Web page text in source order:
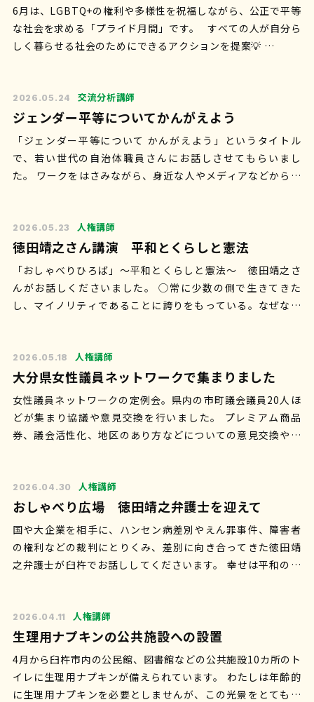
6月は、LGBTQ+の権利や多様性を祝福しながら、公正で平等
な社会を求める「プライド月間」です。 すべての人が自分ら
しく暮らせる社会のためにできるアクションを提案💡 …
2026.05.24 交流分析講師
ジェンダー平等についてかんがえよう
「ジェンダー平等について かんがえよう」というタイトル
で、若い世代の自治体職員さんにお話しさせてもらいまし
た。 ワークをはさみながら、身近な人やメディアなどから受
2026.05.23 人権講師
徳田靖之さん講演 平和とくらしと憲法
「おしゃべりひろば」〜平和とくらしと憲法〜 徳田靖之さ
んがお話しくださいました。 ◯常に少数の側で生きてきた
し、マイノリティであることに誇りをもっている。なぜなら
2026.05.18 人権講師
大分県女性議員ネットワークで集まりました
女性議員ネットワークの定例会。県内の市町議会議員20人ほ
どが集まり協議や意見交換を行いました。 プレミアム商品
券、議会活性化、地区のあり方などについての意見交換や、
2026.04.30 人権講師
おしゃべり広場 徳田靖之弁護士を迎えて
国や大企業を相手に、ハンセン病差別やえん罪事件、障害者
の権利などの裁判にとりくみ、差別に向き合ってきた徳田靖
之弁護士が臼杵でお話ししてくださいます。 幸せは平和の中
2026.04.11 人権講師
生理用ナプキンの公共施設への設置
4月から臼杵市内の公民館、図書館などの公共施設10カ所のト
イレに生理用ナプキンが備えられています。 わたしは年齢的
に生理用ナプキンを必要としませんが、この光景をとてもう